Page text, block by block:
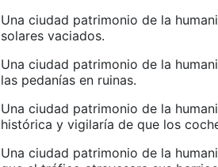
Una ciudad patrimonio de la
solares vaciados.
Una ciudad patrimonio de la
las pedanías en ruinas.
Una ciudad patrimonio de la
histórica y vigilaría de que los
Una ciudad patrimonio de la